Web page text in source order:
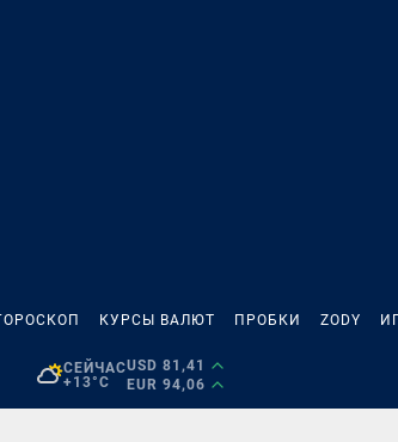
КУРСЫ ВАЛЮТ ПРОБКИ ZODY
СЕЙЧАС
+13°C
USD 81,41
EUR 94,06